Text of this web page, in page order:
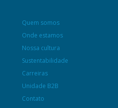
Quem somos
Onde estamos
Nossa cultura
Sustentabilidade
Carreiras
Unidade B2B
Contato